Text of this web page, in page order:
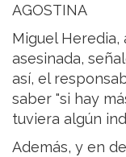
AGOSTINA
Miguel
asesinada,
así, el
saber "si hay
tuviera algún
Además, y en